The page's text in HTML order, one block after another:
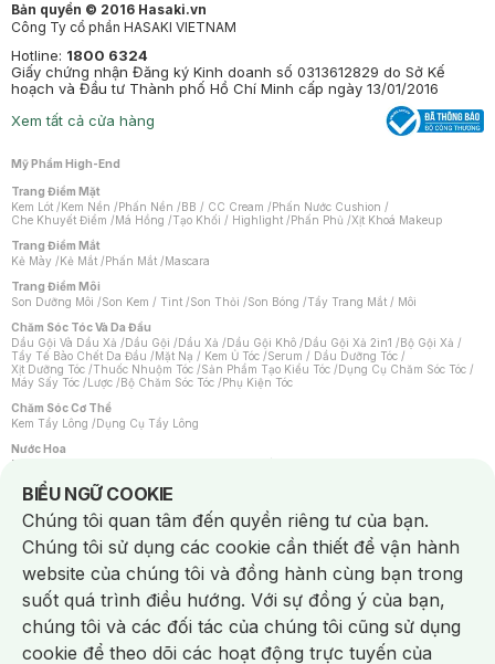
Bản quyền © 2016 Hasaki.vn
Công Ty cổ phần HASAKI VIETNAM
Hotline: 1800 6324
Giấy chứng nhận Đăng ký Kinh doanh số 0313612829 do Sở Kế
hoạch và Đầu tư Thành phố Hồ Chí Minh cấp ngày 13/01/2016
Xem tất cả cửa hàng
Mỹ Phẩm High-End
Trang Điểm Mặt
Kem Lót /Kem Nền /Phấn Nền /BB / CC Cream /Phấn Nước Cushion /
Che Khuyết Điểm /Má Hồng /Tạo Khối / Highlight /Phấn Phủ /Xịt Khoá Makeup
Trang Điểm Mắt
Kẻ Mày /Kẻ Mắt /Phấn Mắt /Mascara
Trang Điểm Môi
Son Dưỡng Môi /Son Kem / Tint /Son Thỏi /Son Bóng /Tẩy Trang Mắt / Môi
Chăm Sóc Tóc Và Da Đầu
Dầu Gội Và Dầu Xả /Dầu Gội /Dầu Xả /Dầu Gội Khô /Dầu Gội Xả 2in1 /Bộ Gội Xả /
Tẩy Tế Bào Chết Da Đầu /Mặt Nạ / Kem Ủ Tóc /Serum / Dầu Dưỡng Tóc /
Xịt Dưỡng Tóc /Thuốc Nhuộm Tóc /Sản Phẩm Tạo Kiểu Tóc /Dụng Cụ Chăm Sóc Tóc /
Máy Sấy Tóc /Lược /Bộ Chăm Sóc Tóc /Phụ Kiện Tóc
Chăm Sóc Cơ Thể
Kem Tẩy Lông /Dụng Cụ Tẩy Lông
Nước Hoa
Nước Hoa Nữ
Chăm Sóc Cá Nhân
Chống Muỗi /Khẩu Trang /Máy Massage/Mặt Nạ Xông Hơi /Nước Rửa Tay/
Sản Phẩm Chăm Sóc Khác /Bàn Chải Đánh Răng /Bàn Chải Điện/
Hỗ Trợ Trắng Răng/Kem Đánh Răng /Máy Tăm Nước/ Nước Súc Miệng/
Tăm / Chỉ Nha Khoa/ Xịt Thơm Miệng / Dung Dịch Vệ Sinh/Dưỡng Vùng Kín/
Khăn Ướt Vệ Sinh Vùng Kín/Băng Vệ Sinh/Tampon/Bọt Cạo Râu /Dao Cạo Râu/
Máy Cạo Râu
Vấn Đề Về Da
Da Dầu / Lỗ Chân Lông To/ Da Khô / Mất Nước/ Da Lão Hóa/ Da Mụn/
Da Nhạy Cảm / Kích Ứng
Da Xỉn Màu Thâm / Nám / Tàn Nhang
Quầng Thâm & Bọng Mắt /Sẹo /Viêm Da Cơ Địa
BIỂU NGỮ COOKIE
Notice about cookies usage
Chúng tôi quan tâm đến quyền riêng tư của bạn.
Chúng tôi sử dụng các cookie cần thiết để vận hành
website của chúng tôi và đồng hành cùng bạn trong
suốt quá trình điều hướng. Với sự đồng ý của bạn,
chúng tôi và các đối tác của chúng tôi cũng sử dụng
cookie để theo dõi các hoạt động trực tuyến của